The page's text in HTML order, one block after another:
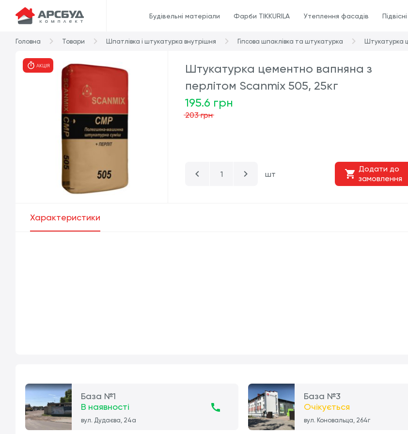
Будівельні матеріали Фарби TIKKURILA Утеплення фасадів
Головна Товари Шпатлівка і штукатурка внутрішня Гіпсова шпаклівка та штукатурка Штукатурка
АКЦІЯ
Штукатурка цементно вапняна з
перлітом Scanmix 505, 25кг
195.6 грн
203 грн
шт
Додати до
замовлення
Характеристики
База №1
В наявності
вул. Дудаєва, 24а
База №3
Очікується
вул. Коновальца, 264г